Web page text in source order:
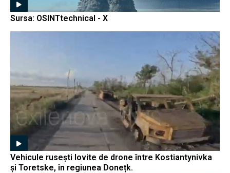
Sursa: OSINTtechnical - X
Vehicule rusești lovite de drone între Kostiantynivka
și Toretske, în regiunea Donețk.